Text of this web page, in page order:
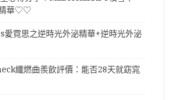
精華♡♡
霓思之逆時光外泌精華+逆時光外泌
纖燃曲羨飲評價：能否28天就窈窕